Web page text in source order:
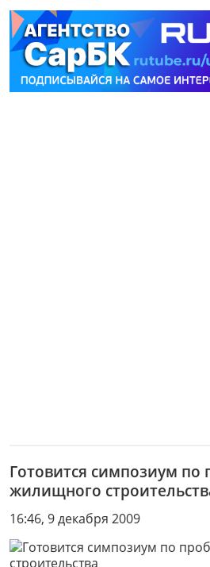
Готовится симпозиум
жилищного
16:46, 9 декабря 2009